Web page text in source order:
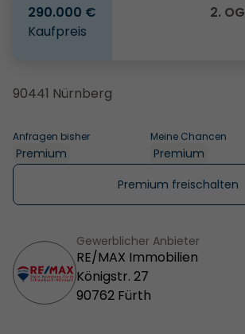
Anfragen bisher
Premium
Meine Chancen
Premium
Premium freischalten
290.000 €
Kaufpreis
2. OG
90441 Nürnberg
Gewerblicher Anbieter
RE/MAX Immobilien
Königstr. 27
90762 Fürth